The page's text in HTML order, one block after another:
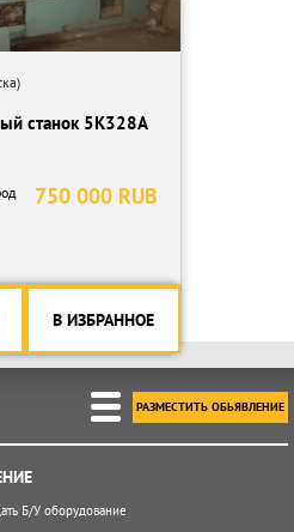
станок 5К328А
750 000 RUB
В ИЗБРАННОЕ
РАЗМЕСТИТЬ ОБЬЯВЛЕНИЕ
Б/У оборудование